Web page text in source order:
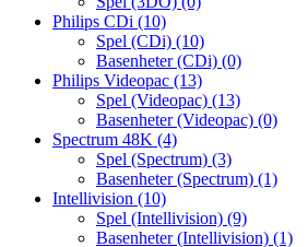
Philips CDi (10)
Spel (CDi) (10)
Basenheter (CDi) (0)
Philips Videopac (13)
Spel (Videopac) (13)
Basenheter (Videopac) (0)
Spectrum 48K (4)
Spel (Spectrum) (3)
Basenheter (Spectrum) (1)
Intellivision (10)
Spel (Intellivision) (9)
Basenheter (Intellivision) (1)